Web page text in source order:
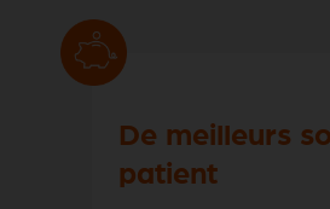
De meilleurs
patient